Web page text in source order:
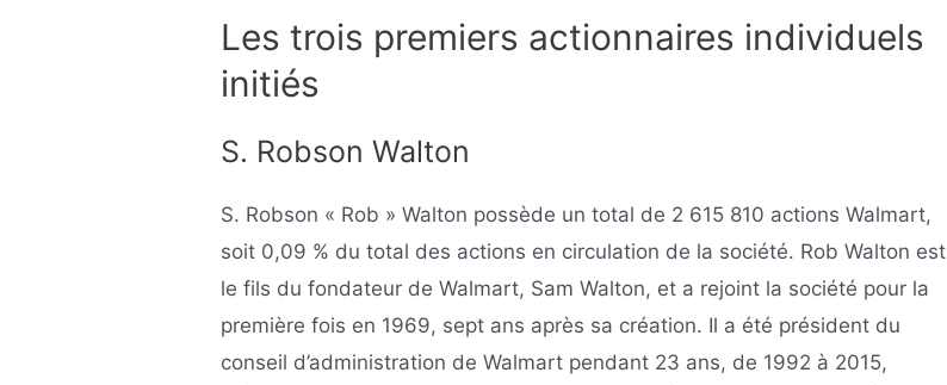
Les trois premiers actionnaires individuels
initiés
S. Robson Walton
S. Robson « Rob » Walton possède un total de 2 615 810 actions Walmart,
soit 0,09 % du total des actions en circulation de la société. Rob Walton est
le fils du fondateur de Walmart, Sam Walton, et a rejoint la société pour la
première fois en 1969, sept ans après sa création. Il a été président du
conseil d’administration de Walmart pendant 23 ans, de 1992 à 2015,